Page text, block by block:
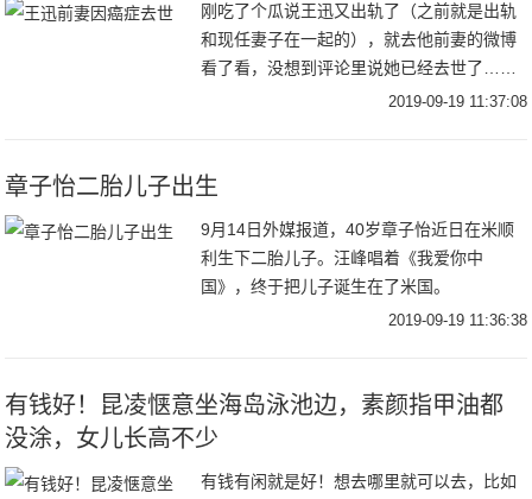
刚吃了个瓜说王迅又出轨了（之前就是出轨
和现任妻子在一起的），就去他前妻的微博
看了看，没想到评论里说她已经去世了……
2019-09-19 11:37:08
章子怡二胎儿子出生
9月14日外媒报道，40岁章子怡近日在米顺
利生下二胎儿子。汪峰唱着《我爱你中
国》，终于把儿子诞生在了米国。
2019-09-19 11:36:38
有钱好！昆凌惬意坐海岛泳池边，素颜指甲油都
没涂，女儿长高不少
有钱有闲就是好！想去哪里就可以去，比如